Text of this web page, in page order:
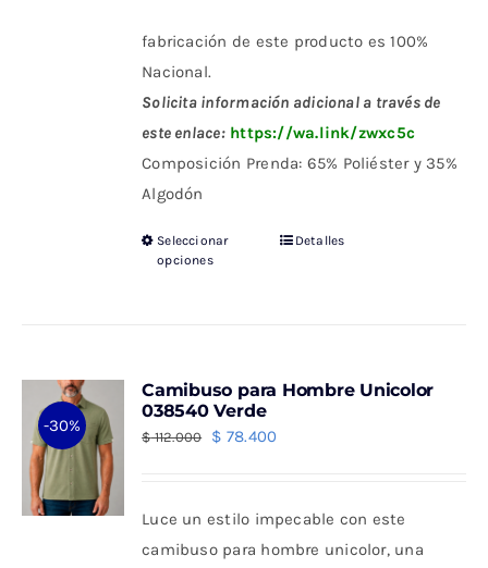
fabricación de este producto es 100%
Nacional.
Solicita información adicional a través de
este enlace: https://wa.link/zwxc5c
Composición Prenda: 65% Poliéster y 35%
Algodón
Seleccionar
opciones
Este
Las
elegir
en
Detalles
-30%
Camibuso para Hombre Unicolor
038540 Verde
$112.000
El
era:
$ 112.000.
$ 78.400
es:
$ 78.400.
Luce un estilo impecable con este
camibuso para hombre unicolor, una